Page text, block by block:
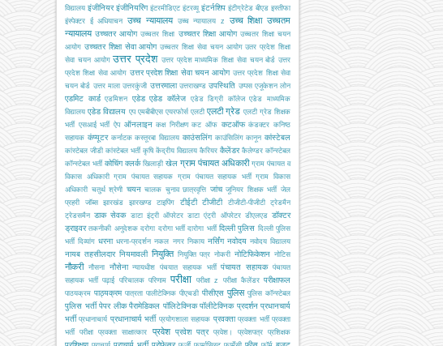
विद्यालय इंजीनियर इंजीनियरिंग इंटरमीडिएट इंटरव्यू इंटर्नशिप इंटीग्रेटेड बीएड इस्तीफा
इंस्पेक्टर ई अधियाचन उच्च न्यायालय उच्च न्यायालय z उच्च शिक्षा उच्चतम
न्यायालय उच्चतर आयोग उच्चतर शिक्षा उच्चतर शिक्षा आयोग उच्चतर शिक्षा चयन
आयोग उच्चतर शिक्षा सेवा आयोग उच्चतर शिक्षा सेवा चयन आयोग उतर प्रदेश शिक्षा
सेवा चयन आयोग उत्तर प्रदेश उत्तर प्रदेश माध्यमिक शिक्षा सेवा चयन बोर्ड उत्तर
प्रदेश शिक्षा सेवा आयोग उत्तर प्रदेश शिक्षा सेवा चयन आयोग उत्तर प्रदेश शिक्षा सेवा
चयन बोर्ड उत्तर माला उत्तरकुंजी उत्तरमाला उत्तराखण्ड उपस्थिति उप्पस एजूकेशन लोन
एडमिट कार्ड एडमिशन एडेड एडेड कॉलेज एडेड डिग्री कॉलेज एडेड माध्यमिक
विद्यालय एडेड विद्यालय एप एमबीबीएस एयरफोर्स एलटी एलटी ग्रेड एलटी ग्रेड शिक्षक
भर्ती एसआई भर्ती ऐप ऑनलाइन कक्ष निरीक्षण कट ऑफ कटऑफ कंडक्टर कनिष्ठ
सहायक कंप्यूटर कर्नाटक कस्तूरबा विद्यालय काउंसलिंग काउंसिलिंग कानून कांस्टेबल
कांस्टेबल जीडी कांस्टेबल भर्ती कृषि केंद्रीय विद्यालय कैरियर कैलेंडर कैलेण्डर कॉन्स्टेबल
कॉन्स्टेबल भर्ती कोचिंग क्लर्क खिलाड़ी खेल ग्राम पंचायत अधिकारी ग्राम पंचायत व
विकास अधिकारी ग्राम पंचायत सहायक ग्राम पंचायत सहायक भर्ती ग्राम विकास
अधिकारी चतुर्थ श्रेणी चयन चालक चुनाव छात्रवृत्ति जांच जूनियर शिक्षक भर्ती जेल
प्रहरी
जॉब्स झारखंड झारखण्ड टाइपिंग टीईटी टीजीटी टीजीटी-पीजीटी
ट्रेडमैन
ट्रेडसमैन डाक सेवक डाटा इंट्री ऑपरेटर डाटा एंट्री ऑपरेटर डीएलएड डॉक्टर
ड्राइवर तकनीकी अनुदेशक दरोगा दरोगा भर्ती दारोगा भर्ती दिल्ली पुलिस दिल्ली पुलिस
भर्ती दिव्यांग धरना धरना-प्रदर्शन नकल नगर निकाय नर्सिंग नवोदय नवोदय विद्यालय
नायब तहसीलदार नियमावली नियुक्ति नियुक्ति पत्र नोकरी नोटिफिकेशन नोटिस
नौकरी नौसना नौसेना न्यायधीश पंचयात सहायक भर्ती पंचायत सहायक पंचायत
सहायक भर्ती पढ़ाई परिचालक परिणाम परीक्षा परीक्षा z परीक्षा कैलेंडर परीक्षाफल
पाठयक्रम पाठ्यक्रम पात्रता पालीटेक्निक पीएचडी पीसीएस पुलिस पुलिस कॉन्स्टेबल
पुलिस भर्ती पेपर लीक पैरामेडिकल पॉलिटेक्निक पॉलीटेक्निक प्रदर्शन प्रधानचार्य
भर्ती प्रधानाचार्य प्रधानाचार्य भर्ती प्रयोगशाला सहायक प्रवक्ता प्रवक्ता भर्ती प्रवक्ता
भर्ती परीक्षा
प्रवक्ता साक्षात्कार प्रवेश प्रवेश पत्र प्रवेश। प्रवेशपत्र प्रशिक्षक